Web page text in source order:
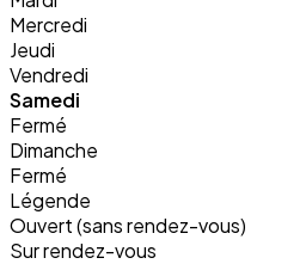
Mercredi
Jeudi
Vendredi
Samedi
Fermé
Dimanche
Fermé
Légende
Ouvert (sans rendez-vous)
Sur rendez-vous